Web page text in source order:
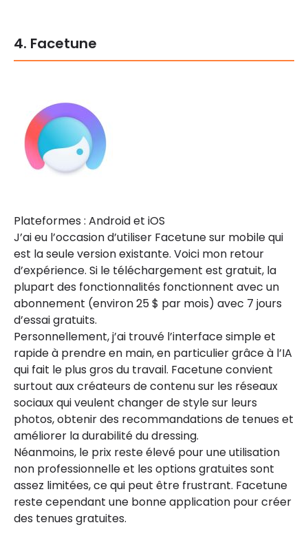
4. Facetune
Plateformes : Android et iOS
J’ai eu l’occasion d’utiliser Facetune sur mobile qui
est la seule version existante. Voici mon retour
d’expérience. Si le téléchargement est gratuit, la
plupart des fonctionnalités fonctionnent avec un
abonnement (environ 25 $ par mois) avec 7 jours
d’essai gratuits.
Personnellement, j’ai trouvé l’interface simple et
rapide à prendre en main, en particulier grâce à l’IA
qui fait le plus gros du travail. Facetune convient
surtout aux créateurs de contenu sur les réseaux
sociaux qui veulent changer de style sur leurs
photos, obtenir des recommandations de tenues et
améliorer la durabilité du dressing.
Néanmoins, le prix reste élevé pour une utilisation
non professionnelle et les options gratuites sont
assez limitées, ce qui peut être frustrant. Facetune
reste cependant une bonne application pour créer
des tenues gratuites.